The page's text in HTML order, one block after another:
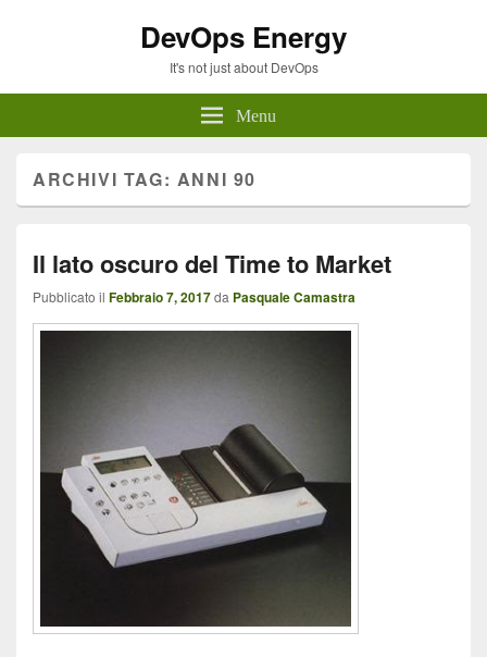
DevOps Energy
It's not just about DevOps
Menu
ARCHIVI TAG: ANNI 90
Il lato oscuro del Time to Market
Pubblicato il Febbraio 7, 2017da Pasquale Camastra